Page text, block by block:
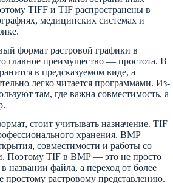
TIFF и TIF распространены в
медицинских системах и
формат растровой графики в
главное преимущество — простота. В
в предсказуемом виде, а
легко читается программами. Из-
там, где важна совместимость, а
стоит учитывать назначение. TIF
хранения. BMP
совместимости и работы со
Поэтому TIF в BMP — это не просто
названии файла, а переход от более
простому растровому представлению.